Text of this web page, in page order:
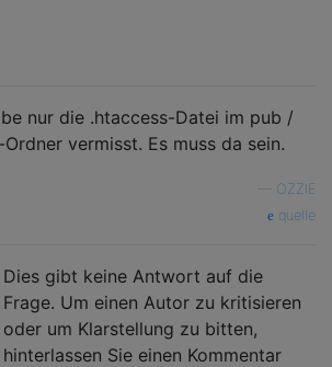
nur die .htaccess-Datei im pub /
vermisst. Es muss da sein.
OZZIE
quelle
Dies gibt keine Antwort auf die
Frage. Um einen Autor zu kritisieren
oder um Klarstellung zu bitten,
hinterlassen Sie einen Kommentar